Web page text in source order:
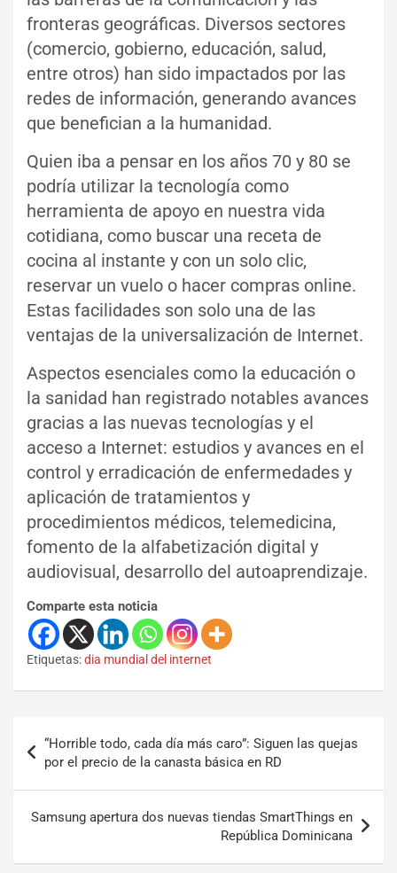
fronteras geográficas. Diversos sectores
(comercio, gobierno, educación, salud,
entre otros) han sido impactados por las
redes de información, generando avances
que benefician a la humanidad.
Quien iba a pensar en los años 70 y 80 se
podría utilizar la tecnología como
herramienta de apoyo en nuestra vida
cotidiana, como buscar una receta de
cocina al instante y con un solo clic,
reservar un vuelo o hacer compras online.
Estas facilidades son solo una de las
ventajas de la universalización de Internet.
Aspectos esenciales como la educación o
la sanidad han registrado notables avances
gracias a las nuevas tecnologías y el
acceso a Internet: estudios y avances en el
control y erradicación de enfermedades y
aplicación de tratamientos y
procedimientos médicos, telemedicina,
fomento de la alfabetización digital y
audiovisual, desarrollo del autoaprendizaje.
Comparte esta noticia
Etiquetas:dia mundial del internet
“Horrible todo, cada día más caro”: Siguen las quejas
por el precio de la canasta básica en RD
Samsung apertura dos nuevas tiendas SmartThings en
República Dominicana